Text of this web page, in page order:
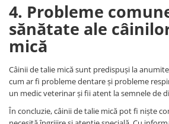
4. Probleme
sănătate ale
mică
Câinii de talie mică sunt predispuși la
cum ar fi probleme dentare și probleme
un medic veterinar și fii atent la semnele de
În concluzie, câinii de talie mică pot fi niște